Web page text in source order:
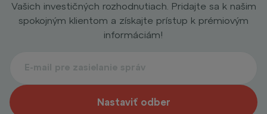
Vašich investičných rozhodnutiach. Pridajte sa k našim
spokojným klientom a získajte prístup k prémiovým
informáciám!
Nastaviť odber